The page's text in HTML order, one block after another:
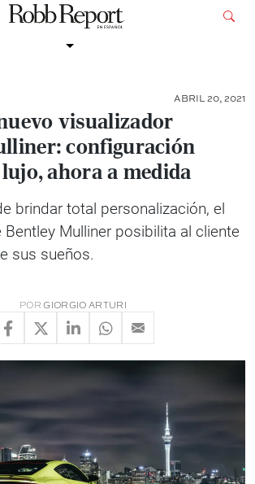
ABRIL 20, 2021
visualizador
configuración
ahora a medida
brindar total personalización, el
Mulliner posibilita al cliente
sus sueños.
PORGIORGIO ARTURI